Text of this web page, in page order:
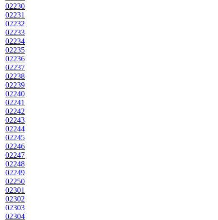
02230
02231
02232
02233
02234
02235
02236
02237
02238
02239
02240
02241
02242
02243
02244
02245
02246
02247
02248
02249
02250
02301
02302
02303
02304